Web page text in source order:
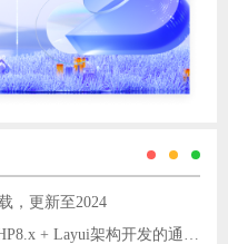
，更新至2024
花点时间搞的一款基于ThinkPHP8.x + Layui架构开发的通用后台管理系统